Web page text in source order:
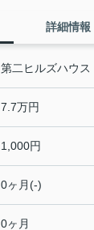
詳細情報
第二ヒルズハウス
7.7万円
1,000円
0ヶ月(-)
0ヶ月